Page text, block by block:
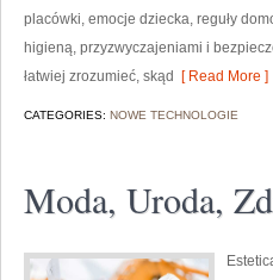
placówki, emocje dziecka, reguły
higieną, przyzwyczajeniami i
łatwiej zrozumieć, skąd
[ Read More ]
CATEGORIES: NOWE TECHNOLOGIE
Moda, Uroda,